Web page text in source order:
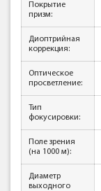
Покрытие
призм:
Диоптрийная
коррекция:
Оптическое
просветление:
Тип
фокусировки:
Поле зрения
(на 1000 м):
Диаметр
выходного